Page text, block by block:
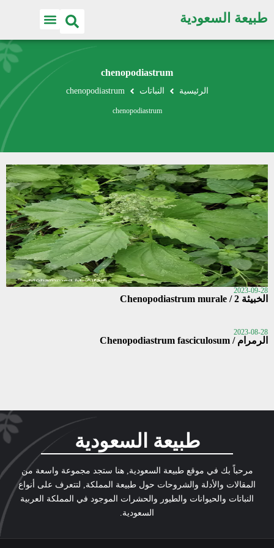
طبيعة السعودية
chenopodiastrum
الرئيسية النباتات chenopodiastrum
chenopodiastrum
2023-09-28
الخبيثة 2 / Chenopodiastrum murale
2023-08-28
الرمرام / Chenopodiastrum fasciculosum
طبيعة السعودية
مرحباً بك في موقع طبيعة السعودية, هنا ستجد مجموعة واسعة من
المقالات والأدلة والشروحات حول طبيعة المملكة, لتتعرف على أنواع
النباتات والحيوانات والطيور والحشرات الموجود في المملكة العربية
السعودية.